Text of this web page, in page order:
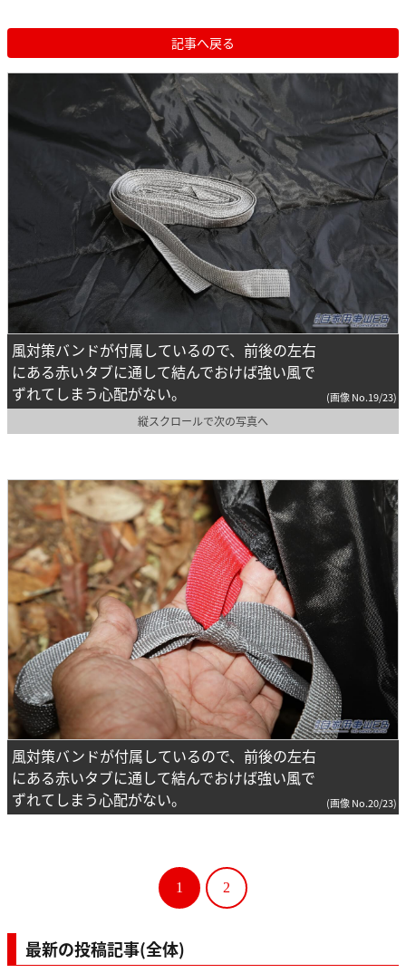
記事へ戻る
風対策バンドが付属しているので、前後の左右
にある赤いタブに通して結んでおけば強い風で
ずれてしまう心配がない。
(画像 No.19/23)
縦スクロールで次の写真へ
風対策バンドが付属しているので、前後の左右
にある赤いタブに通して結んでおけば強い風で
ずれてしまう心配がない。
(画像 No.20/23)
1 2
最新の投稿記事(全体)